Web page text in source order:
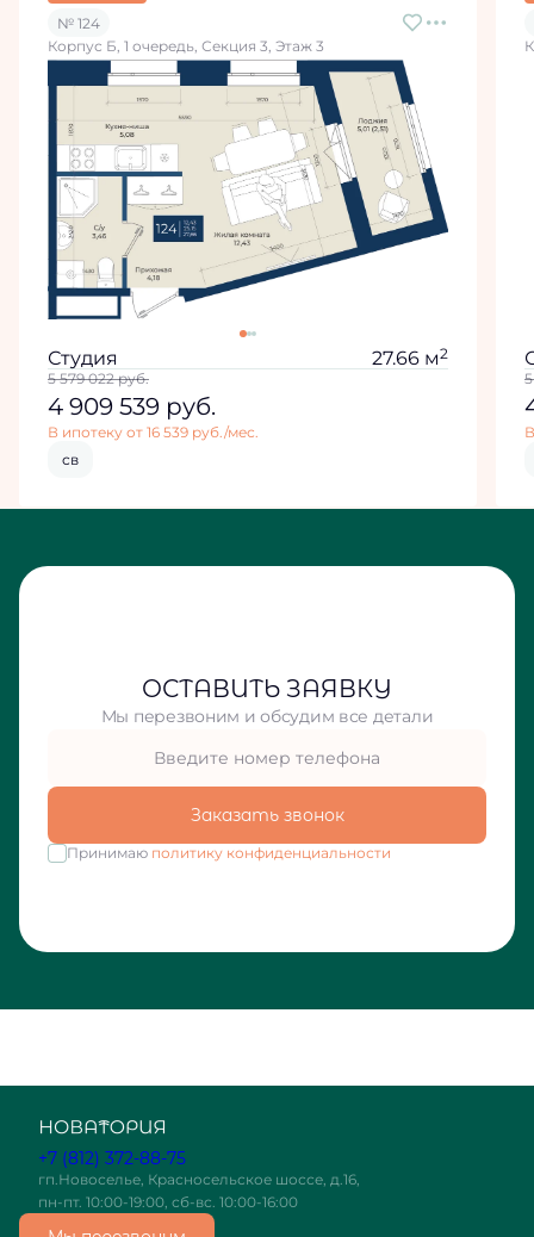
№ 124
Корпус Б, 1 очередь, Секция 3, Этаж 3
Студия 27.66 м2
5 579 022руб.
4 909 539 руб.
В ипотеку от 16 539 руб./мес.
св
ОСТАВИТЬ ЗАЯВКУ
Мы перезвоним и обсудим все детали
Заказать звонок
Принимаю политику конфиденциальности
+7 (812) 372-88-75
гп.Новоселье, Красносельское шоссе, д.16,
пн-пт. 10:00-19:00, сб-вс. 10:00-16:00